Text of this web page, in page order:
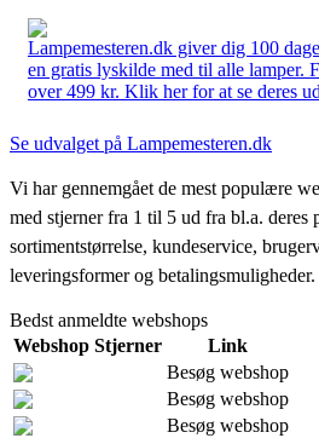
Lampemesteren.dk giver dig 100
en gratis lyskilde med til alle lamper.
over 499 kr. Klik her for at se deres
Se udvalget på Lampemesteren.dk
Vi har gennemgået de mest populære
med stjerner fra 1 til 5 ud fra bl.a. deres
sortimentstørrelse, kundeservice,
leveringsformer og betalingsmuligheder.
Bedst anmeldte webshops
Webshop Stjerner
Link
Besøg webshop
Besøg webshop
Besøg webshop